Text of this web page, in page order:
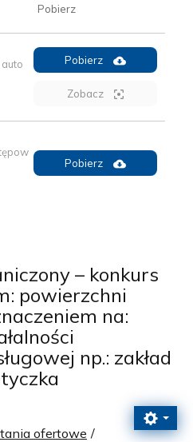
Pobierz
Pobierz
Zobacz
Pobierz
– konkurs
powierzchni
na:
np.: zakład
ofertowe